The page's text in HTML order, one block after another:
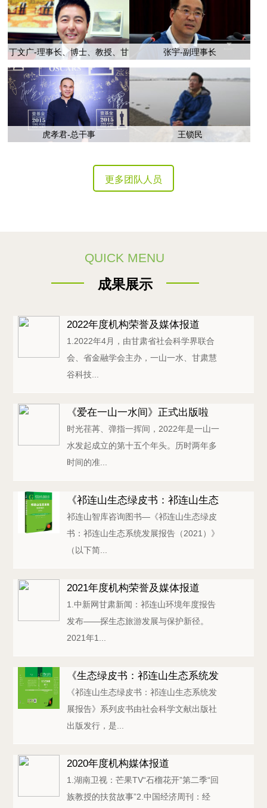
丁文广-理事长、博士、教授、甘
肃省政府参事
张宇-副理事长
虎孝君-总干事 王锁民
更多团队人员
QUICK MENU
成果展示
2022年度机构荣誉及媒体报道
1.2022年4月，由甘肃省社会科学界联合
会、省金融学会主办，一山一水、甘肃慧
谷科技...
《爱在一山一水间》正式出版啦
时光荏苒、弹指一挥间，2022年是一山一
水发起成立的第十五个年头。历时两年多
时间的准...
《祁连山生态绿皮书：祁连山生态
系统发展报告（...
祁连山智库咨询图书—《祁连山生态绿皮
书：祁连山生态系统发展报告（2021）》
（以下简...
2021年度机构荣誉及媒体报道
1.中新网甘肃新闻：祁连山环境年度报告
发布——探生态旅游发展与保护新径。
2021年1...
《生态绿皮书：祁连山生态系统发
展报告（202...
《祁连山生态绿皮书：祁连山生态系统发
展报告》系列皮书由社会科学文献出版社
出版发行，是...
2020年度机构媒体报道
1.湖南卫视：芒果TV“石榴花开”第二季“回
族教授的扶贫故事”2.中国经济周刊：经